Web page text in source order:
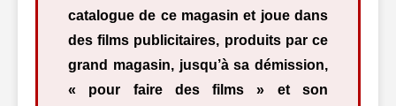
catalogue de ce magasin et joue dans
des films publicitaires, produits par ce
grand magasin, jusqu’à sa démission,
« pour faire des films » et son